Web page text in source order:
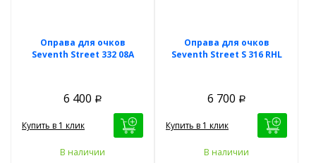
Оправа для очков
Seventh Street 332 08A
6 400 Р
Купить в 1 клик
В наличии
Оправа для очков
Seventh Street S 316 RHL
6 700 Р
Купить в 1 клик
В наличии